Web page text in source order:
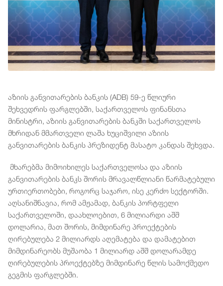
აზიის განვითარების ბანკის (ADB) 59-ე წლიური
შეხვედრის ფარგლებში, საქართველოს ფინანსთა
მინისტრი, აზიის განვითარების ბანკში საქართველოს
მხრიდან მმართველი ლაშა ხუციშვილი აზიის
განვითარების ბანკის პრეზიდენტ მასატო კანდას შეხვდა.
მხარებმა მიმოიხილეს საქართველოსა და აზიის
განვითარების ბანკს შორის მრავალწლიანი წარმატებული
ურთიერთობები, როგორც საჯარო, ისე კერძო სექტორში.
აღსანიშნავია, რომ ამჟამად, ბანკის პორტფელი
საქართველოში, დაახლოებით, 6 მილიარდი აშშ
დოლარია, მათ შორის, მიმდინარე პროექტების
ღირებულება 2 მილიარდს აღემატება და დამატებით
მიმდინარეობს მუშაობა 1 მილიარდ აშშ დოლარამდე
ღირებულების პროექტებზე მიმდინარე წლის სამოქმედო
გეგმის ფარგლებში.